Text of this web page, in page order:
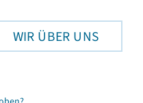
WIR ÜBER UNS